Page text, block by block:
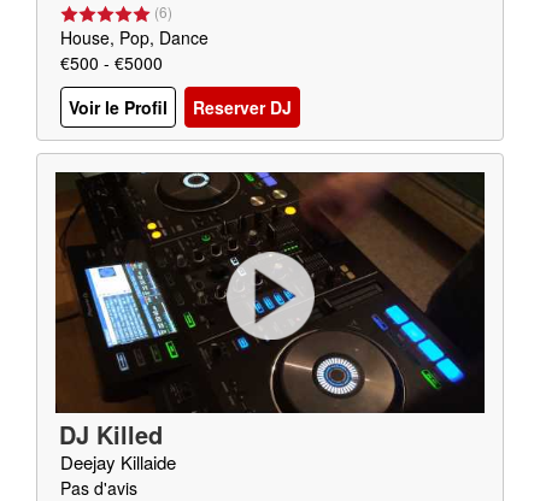
(6)
House, Pop, Dance
€500 - €5000
Voir le Profil
Reserver DJ
DJ Killed
Deejay Killaide
Pas d'avis